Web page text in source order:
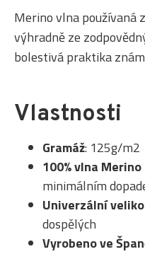
Merino vlna používaná
výhradně ze
bolestivá praktika
Vlastnosti
Gramáž: 125g/m2
100% vlna Merino
minimálním
Univerzální
dospělých
Vyrobeno ve